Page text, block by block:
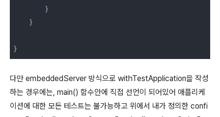
        }
    }
}
다만 embeddedServer 방식으로 withTestApplication을 작성
하는 경우에는, main() 함수안에 직접 선언이 되어있어 애플리케
이션에 대한 모든 테스트는 불가능하고 위에서 내가 정의한 confi